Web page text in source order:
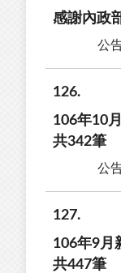
感謝內政
公
126
106年10
共342筆
公
127
106年9月
共447筆